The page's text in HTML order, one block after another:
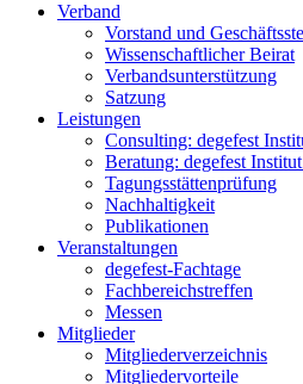
Verband
Vorstand und
Wissenschaftlicher Beirat
Verbandsunterstützung
Satzung
Leistungen
Consulting: degefest
Beratung: degefest
Tagungsstättenprüfung
Nachhaltigkeit
Publikationen
Veranstaltungen
degefest-Fachtage
Fachbereichstreffen
Messen
Mitglieder
Mitgliederverzeichnis
Mitgliedervorteile